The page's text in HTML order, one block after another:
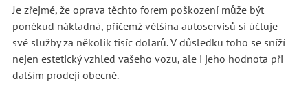
Je zřejmé, že oprava těchto forem poškození může být
poněkud nákladná, přičemž většina autoservisů si účtuje
své služby za několik tisíc dolarů. V důsledku toho se sníží
nejen estetický vzhled vašeho vozu, ale i jeho hodnota při
dalším prodeji obecně.